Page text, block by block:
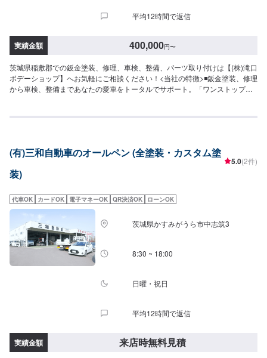
平均12時間で返信
実績金額 400,000円〜
茨城県稲敷郡での鈑金塗装、修理、車検、整備、パーツ取り付けは【(株)滝口
ボデーショップ】へお気軽にご相談ください！<当社の特徴>◾鈑金塗装、修理
から車検、整備まであなたの愛車をトータルでサポート。「ワンストップ」
んでもお問い合わせください。◾プロの熟練の技が納得の仕上がりをお約束。
質への絶対の自信。とにかく安心してお任せください。<ご希望と条件に応じ
たパーソナルメニューを提案！>「技術的なクオリティの提供はもちろん、お
客様目線での最善のメニューと車輌価値をできる限り下げない処理をいかに
のニーズや条件に確実に応えることにこだわります。【1】オファーにてお問
い合わせ【2】お見積り【3】お見積りにご納得いただければ作業開始【4】
仕上がり次第納車-----納期について-----納期は要相談となります。納期は前後
する場合がございます。予めご了承ください。-----ご来店時の注意、受付方
法-----入庫の際はお気をつけてお越しください。駐車スペースは事務所前の空
いているスペースに駐車してください。受付はスタッフへ「メンテモで予約
しました」とお伝えください。ご案内いたします。【定休日・営業時間】定
(有)三和自動車のオールペン (全塗装・カスタム塗
装)
5.0(2件)
代車OK カードOK 電子マネーOK QR決済OK ローンOK
茨城県かすみがうら市中志筑3
8:30 ~ 18:00
日曜・祝日
平均12時間で返信
実績金額 来店時無料見積